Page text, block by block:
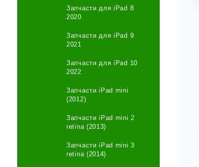
Запчасти для iPad 8
2020
Запчасти для iPad 9
2021
Запчасти для iPad 10
2022
Запчасти iPad mini
(2012)
Запчасти iPad mini 2
retina (2013)
Запчасти iPad mini 3
retina (2014)